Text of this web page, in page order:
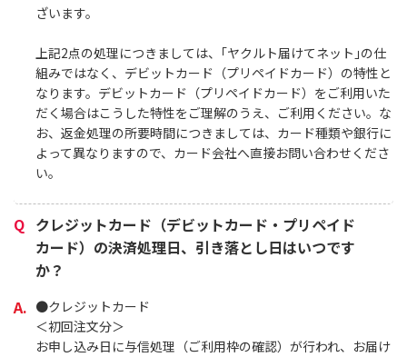
ざいます。
上記2点の処理につきましては、｢ヤクルト届けてネット｣の仕
組みではなく、デビットカード（プリペイドカード）の特性と
なります。デビットカード（プリペイドカード）をご利用いた
だく場合はこうした特性をご理解のうえ、ご利用ください。な
お、返金処理の所要時間につきましては、カード種類や銀行に
よって異なりますので、カード会社へ直接お問い合わせくださ
い。
クレジットカード（デビットカード・プリペイド
カード）の決済処理日、引き落とし日はいつです
か？
●クレジットカード
＜初回注文分＞
お申し込み日に与信処理（ご利用枠の確認）が行われ、お届け